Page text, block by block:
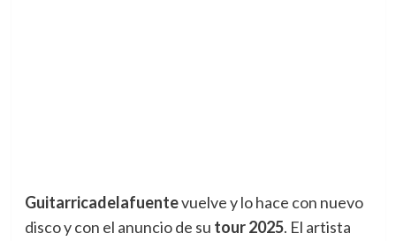
Guitarricadelafuentevuelve y lo hace con nuevo
disco y con el anuncio de su tour 2025. El artista